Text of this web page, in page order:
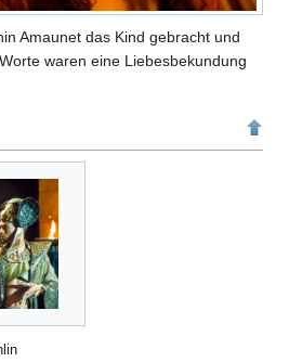
Amaunet das Kind gebracht und
waren eine Liebesbekundung